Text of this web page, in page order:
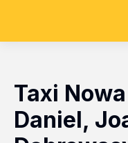
Taxi
Daniel,